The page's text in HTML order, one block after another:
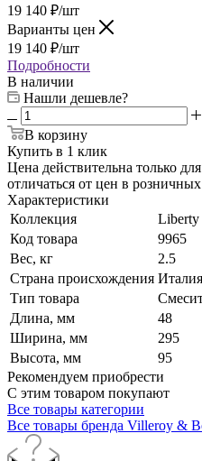
19 140 ₽/шт
Варианты цен
19 140 ₽/шт
Подробности
В наличии
Нашли дешевле?
В корзину
Купить в 1 клик
Цена действительна только
отличаться от цен в
Характеристики
Коллекция
Liberty
Код товара
9965
Вес, кг
2.5
Страна происхождения Италия
Тип товара
Длина, мм
48
Ширина, мм
295
Высота, мм
95
Рекомендуем приобрести
С этим товаром покупают
Все товары категории
Все товары бренда Villeroy &